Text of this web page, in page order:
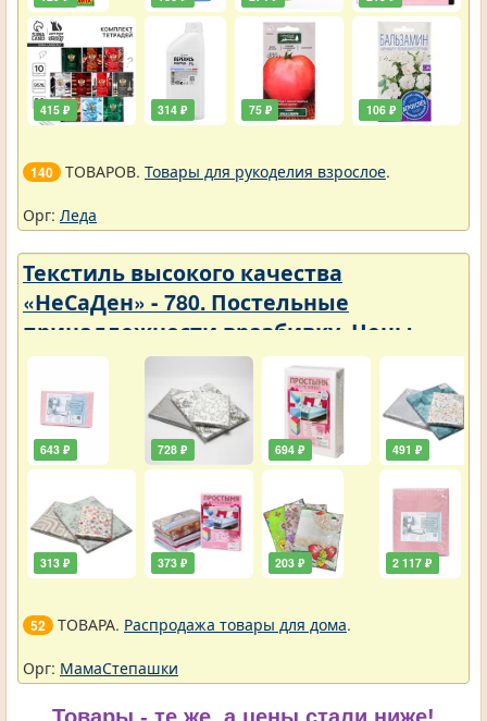
415 ₽ 314 ₽ 75 ₽ 106 ₽
140 ТОВАРОВ. Товары для рукоделия взрослое.
Орг: Леда
Текстиль высокого качества
«НеСаДен» - 780. Постельные
принадлежности вразбивку. Цены
упали
643 ₽
313 ₽
728 ₽
373 ₽
694 ₽
203 ₽
491 ₽
2 117 ₽
52 ТОВАРА. Распродажа товары для дома.
Орг: МамаСтепашки